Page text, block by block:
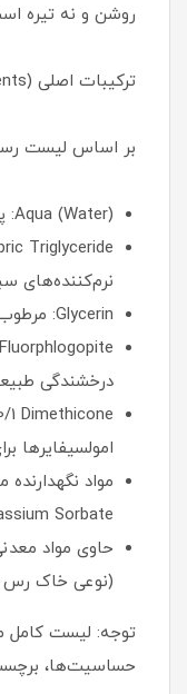
روشن و نه تیره
ترکیبات اصلی (Ingredients):
بر اساس لیست
Aqua (Water): پایه آبی برای هیدراتاسیون.
نرم‌کننده‌های
Glycerin: مرطوب‌کننده قوی.
درخشندگی
امولسیفایرها
Sorbate.
(نوعی خاک رس
توجه: لیست کامل
حساسیت‌ها،